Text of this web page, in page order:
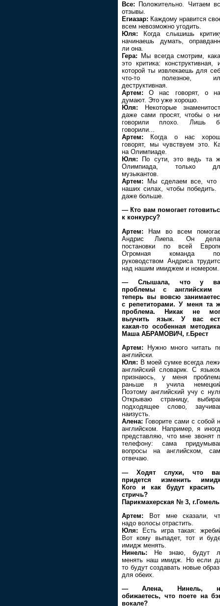
Все: Положительно. Читаем
отзывы.
Егиазар: Каждому нравится
всем невозможно угодить.
Юля: Когда слышишь
начинаешь думать,
ли она.
Гера: Мы всегда смотрим,
это критика: конструктивная,
которой ты извлекаешь для
что-то полезное,
деструктивная.
Артем: О нас говорят, о
думают. Это уже хорошо.
Юля: Некоторые
даже сами просят, чтобы о
говорили плохо. Лишь
говорили...
Артем: Когда о нас
говорят, мы чувствуем это.
на Олимпиаде.
Юля: По сути, это ведь та
Олимпиада, только
музыкантов.
Артем: Мы сделаем все, что
наших силах, чтобы победить.
даже больше.
— Кто вам помогает
к конкурсу?
Артем: Нам во всем
Андрис Лиепа. Он
постановки по всей
Огромная команда
руководством Андриса
над нашим имиджем и номером.
— Слышала, что у
проблемы с английским
теперь вы вовсю
с репетиторами. У меня та
проблема. Никак не
выучить язык. У вас
какая-то особенная
Маша АБРАМОВИЧ, г.Брест
Артем: Нужно много читать
английски.
Юля: В моей сумке всегда
английский словарик. С
признаюсь, у меня
раньше я учила
Поэтому английский учу с
Открываю страницу,
подходящее слово,
наизусть.
Алена: Говорите сами с собой
английском. Например, я
представляю, что мне звонят
телефону: сама
вопросы на английском,
отвечаю.
— Ходят слухи, что
придется изменить
Кого и как будут красить
стричь?
Парикмахерская № 3, г.Гомель
Артем: Вот мне сказали,
надо волосы отрастить.
Юля: Есть игра такая:
Вот кому выпадет, тот и
имидж менять.
Нинель: Не знаю, будут
менять наш имидж. Но если
то будут создавать новые
для обеих.
— Алена, Нинель,
обижаетесь, что поете на
вокале?